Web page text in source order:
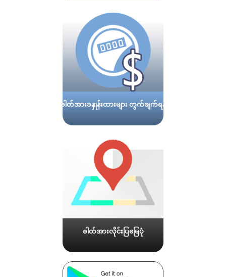
ဓါတ်အားခနှုန်းထားများ တွက်ချက်ရန်
ဓါတ်အားလိုင်းပြမြေပုံ